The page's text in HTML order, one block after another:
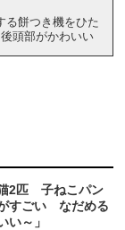
る餅つき機をひた
頭部がかわいい
2匹 子ねこパン
すごい なだめる
い～」